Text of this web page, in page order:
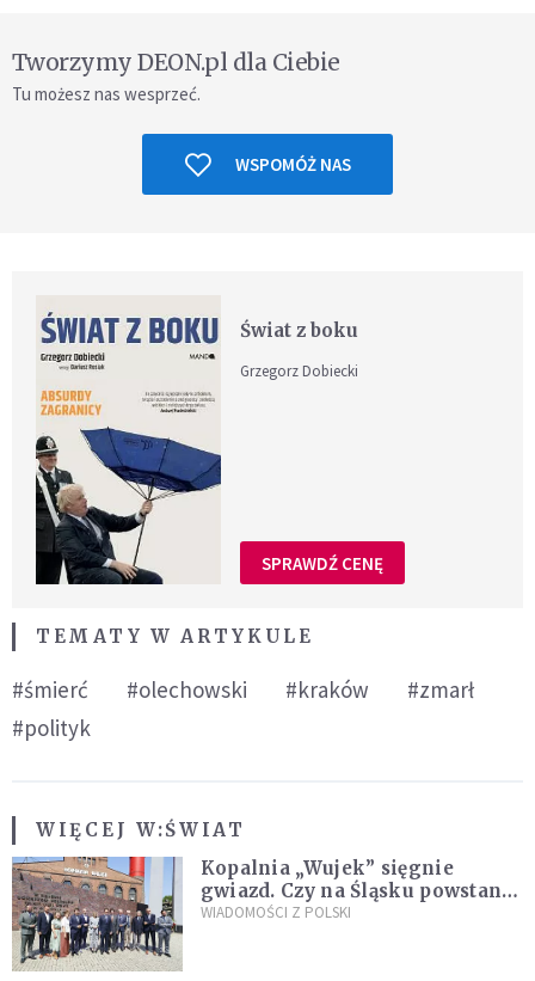
Tworzymy DEON.pl dla Ciebie
Tu możesz nas wesprzeć.
WSPOMÓŻ NAS
Świat z boku
Grzegorz Dobiecki
SPRAWDŹ CENĘ
TEMATY W ARTYKULE
#śmierć #olechowski #kraków
#zmarł
#polityk
WIĘCEJ W:ŚWIAT
Kopalnia „Wujek” sięgnie
gwiazd. Czy na Śląsku powstanie
„Dolina Krzemowa”?
WIADOMOŚCI Z POLSKI